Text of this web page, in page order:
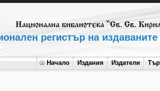
регистър на
Начало Издания Издатели